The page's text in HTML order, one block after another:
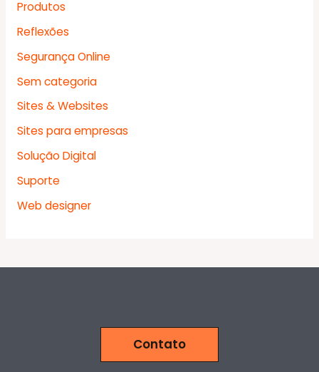
Produtos
Reflexões
Segurança Online
Sem categoria
Sites & Websites
Sites para empresas
Solução Digital
Suporte
Web designer
Contato